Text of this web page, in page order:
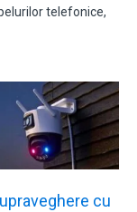
telefonice,
cu